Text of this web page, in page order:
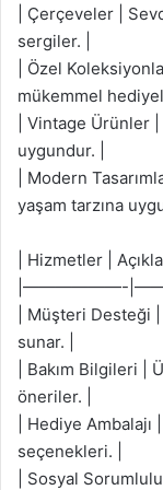
| Çerçeveler |
sergiler. |
| Özel
mükemmel
| Vintage Ürünler
uygundur. |
| Modern
yaşam tarzına
| Hizmetler |
|——————-
| Müşteri Desteği
sunar. |
| Bakım Bilgileri |
öneriler. |
| Hediye
seçenekleri. |
| Sosyal